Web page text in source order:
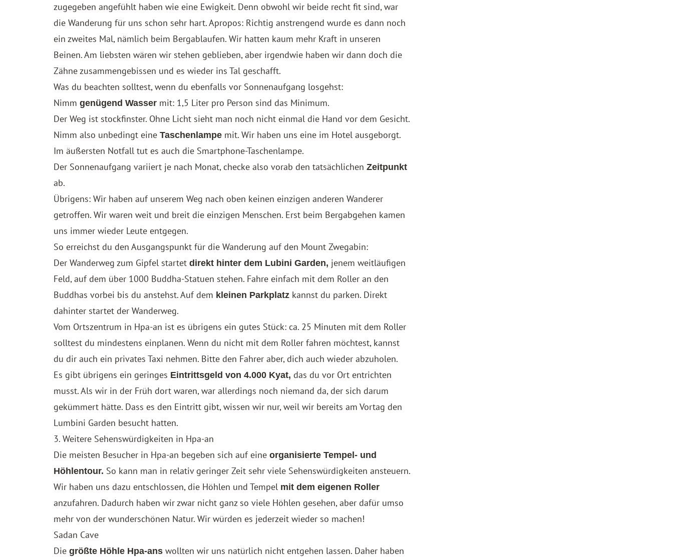
zugegeben angefühlt haben wie eine Ewigkeit. Denn obwohl wir beide recht fit sind, war
die Wanderung für uns schon sehr hart. Apropos: Richtig anstrengend wurde es dann noch
ein zweites Mal, nämlich beim Bergablaufen. Wir hatten kaum mehr Kraft in unseren
Beinen. Am liebsten wären wir stehen geblieben, aber irgendwie haben wir dann doch die
Zähne zusammengebissen und es wieder ins Tal geschafft.
Was du beachten solltest, wenn du ebenfalls vor Sonnenaufgang losgehst:
Nimmgenügend Wasser mit: 1,5 Liter pro Person sind das Minimum.
Der Weg ist stockfinster. Ohne Licht sieht man noch nicht einmal die Hand vor dem Gesicht.
Nimm also unbedingt eineTaschenlampe mit. Wir haben uns eine im Hotel ausgeborgt.
Im äußersten Notfall tut es auch die Smartphone-Taschenlampe.
Der Sonnenaufgang variiert je nach Monat, checke also vorab den tatsächlichenZeitpunkt
ab.
Übrigens: Wir haben auf unserem Weg nach oben keinen einzigen anderen Wanderer
getroffen. Wir waren weit und breit die einzigen Menschen. Erst beim Bergabgehen kamen
uns immer wieder Leute entgegen.
So erreichst du den Ausgangspunkt für die Wanderung auf den Mount Zwegabin:
Der Wanderweg zum Gipfel startetdirekt hinter dem Lubini Garden, jenem weitläufigen
Feld, auf dem über 1000 Buddha-Statuen stehen. Fahre einfach mit dem Roller an den
Buddhas vorbei bis du anstehst. Auf dem kleinen Parkplatz kannst du parken. Direkt
dahinter startet der Wanderweg.
Vom Ortszentrum in Hpa-an ist es übrigens ein gutes Stück: ca. 25 Minuten mit dem Roller
solltest du mindestens einplanen. Wenn du nicht mit dem Roller fahren möchtest, kannst
du dir auch ein privates Taxi nehmen. Bitte den Fahrer aber, dich auch wieder abzuholen.
Es gibt übrigens ein geringes Eintrittsgeld von 4.000 Kyat, das du vor Ort entrichten
musst. Als wir in der Früh dort waren, war allerdings noch niemand da, der sich darum
gekümmert hätte. Dass es den Eintritt gibt, wissen wir nur, weil wir bereits am Vortag den
Lumbini Garden besucht hatten.
3. Weitere Sehenswürdigkeiten in Hpa-an
Die meisten Besucher in Hpa-an begeben sich auf eineorganisierte Tempel- und
Höhlentour. So kann man in relativ geringer Zeit sehr viele Sehenswürdigkeiten ansteuern.
Wir haben uns dazu entschlossen, die Höhlen und Tempel mit dem eigenen Roller
anzufahren. Dadurch haben wir zwar nicht ganz so viele Höhlen gesehen, aber dafür umso
mehr von der wunderschönen Natur. Wir würden es jederzeit wieder so machen!
Sadan Cave
Diegrößte Höhle Hpa-ans wollten wir uns natürlich nicht entgehen lassen. Daher haben